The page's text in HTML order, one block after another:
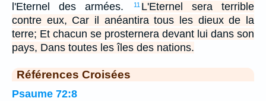
l'Eternel des armées.
11 L'Eternel sera terrible
contre eux, Car il anéantira tous les dieux de la
terre; Et chacun se prosternera devant lui dans son
pays, Dans toutes les îles des nations.
Références Croisées
Psaume 72:8